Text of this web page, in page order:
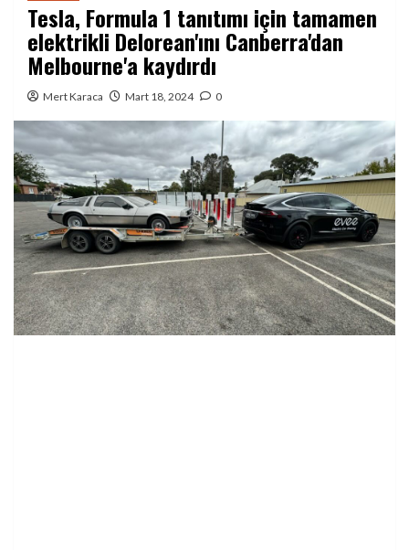
Tesla, Formula 1 tanıtımı için tamamen
elektrikli Delorean'ını Canberra'dan
Melbourne'a kaydırdı
Mert Karaca Mart 18, 2024 0